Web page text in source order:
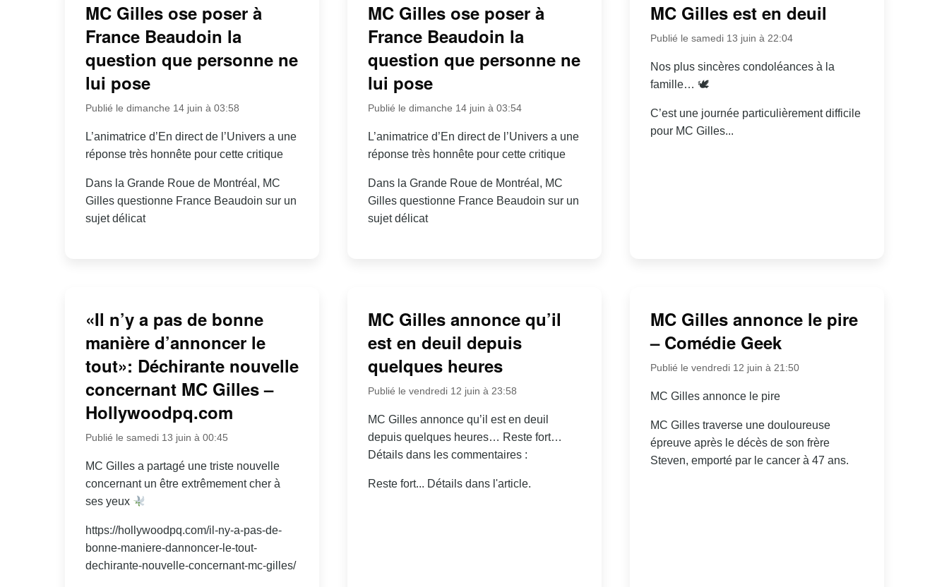
MC Gilles ose poser à
France Beaudoin la
question que personne ne
lui pose
Publié le dimanche 14 juin à 03:58
L’animatrice d’En direct de l’Univers a une
réponse très honnête pour cette critique
Dans la Grande Roue de Montréal, MC
Gilles questionne France Beaudoin sur un
sujet délicat
MC Gilles ose poser à
France Beaudoin la
question que personne ne
lui pose
Publié le dimanche 14 juin à 03:54
L’animatrice d’En direct de l’Univers a une
réponse très honnête pour cette critique
Dans la Grande Roue de Montréal, MC
Gilles questionne France Beaudoin sur un
sujet délicat
MC Gilles est en deuil
Publié le samedi 13 juin à 22:04
Nos plus sincères condoléances à la
famille… 🕊
C’est une journée particulièrement difficile
pour MC Gilles...
«Il n’y a pas de bonne
manière d’annoncer le
tout»: Déchirante nouvelle
concernant MC Gilles –
Hollywoodpq.com
Publié le samedi 13 juin à 00:45
MC Gilles a partagé une triste nouvelle
concernant un être extrêmement cher à
ses yeux
https://hollywoodpq.com/il-ny-a-pas-de-
bonne-maniere-dannoncer-le-tout-
dechirante-nouvelle-concernant-mc-gilles/
MC Gilles annonce qu’il
est en deuil depuis
quelques heures
Publié le vendredi 12 juin à 23:58
MC Gilles annonce qu’il est en deuil
depuis quelques heures… Reste fort…
Détails dans les commentaires :
Reste fort... Détails dans l'article.
MC Gilles annonce le pire
– Comédie Geek
Publié le vendredi 12 juin à 21:50
MC Gilles annonce le pire
MC Gilles traverse une douloureuse
épreuve après le décès de son frère
Steven, emporté par le cancer à 47 ans.